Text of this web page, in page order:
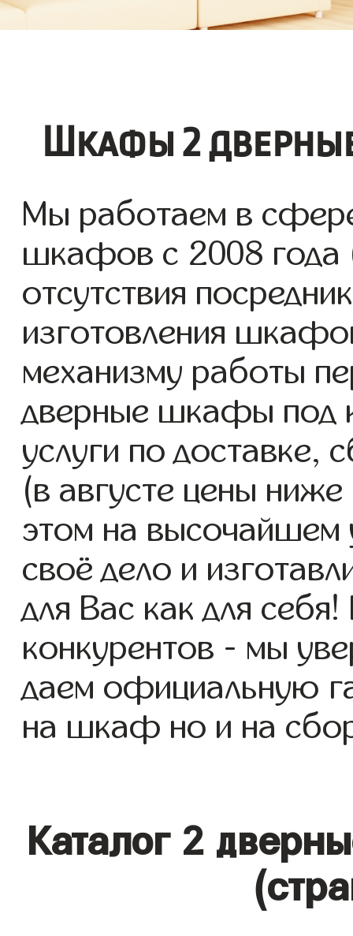
Шкафы 2
Мы работаем в
шкафов с 2008 года
отсутствия
изготовления
механизму работы
дверные шкафы под
услуги по доставке,
(в августе цены
этом на
своё дело и
для Вас как для
конкурентов - мы
даем официальную
на шкаф но и на
Каталог 2